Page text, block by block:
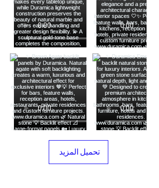
تحميل المزيد